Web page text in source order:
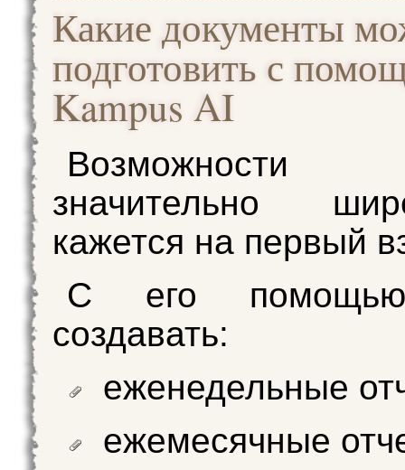
Какие документы
подготовить с
Kampus AI
Возможности
значительно
кажется на первый
С его
создавать:
еженедельные
ежемесячные